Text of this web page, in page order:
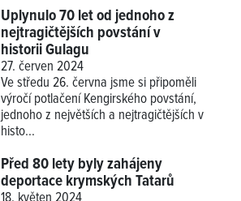
Uplynulo 70 let od jednoho z
nejtragičtějších povstání v
historii Gulagu
27. červen 2024
Ve středu 26. června jsme si připoměli
výročí potlačení Kengirského povstání,
jednoho z největších a nejtragičtějších v
histo...
Před 80 lety byly zahájeny
deportace krymských Tatarů